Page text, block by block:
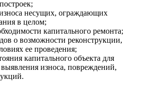
несущих, ограждающих
в целом;
капитального ремонта;
о возможности реконструкции,
ее проведения;
капитального объекта для
износа, повреждений,